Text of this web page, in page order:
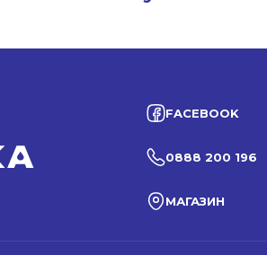
FACEBOOK
0888 200 196
МАГАЗИН